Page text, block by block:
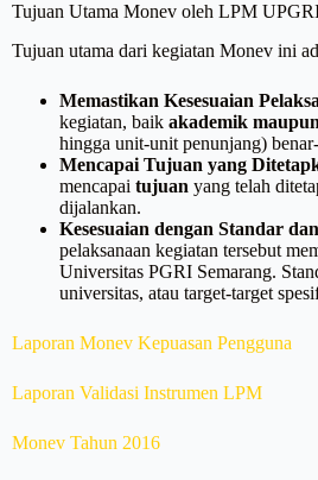
Tujuan Utama Monev oleh LPM
Tujuan utama dari kegiatan Monev ini
Memastikan Kesesuaian
kegiatan, baik akademik
hingga unit-unit penunjang)
Mencapai Tujuan yang
mencapai tujuan yang telah
dijalankan.
Kesesuaian dengan Standar
pelaksanaan kegiatan tersebut
Universitas PGRI Semarang.
universitas, atau target-target
Laporan Monev Kepuasan Pengguna
Laporan Validasi Instrumen LPM
Monev Tahun 2016